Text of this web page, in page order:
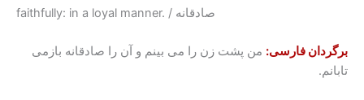
faithfully: in a loyal manner. / صادقانه
برگردان فارسی: من پشت زن را می بینم و آن را صادقانه بازمی
تابانم.